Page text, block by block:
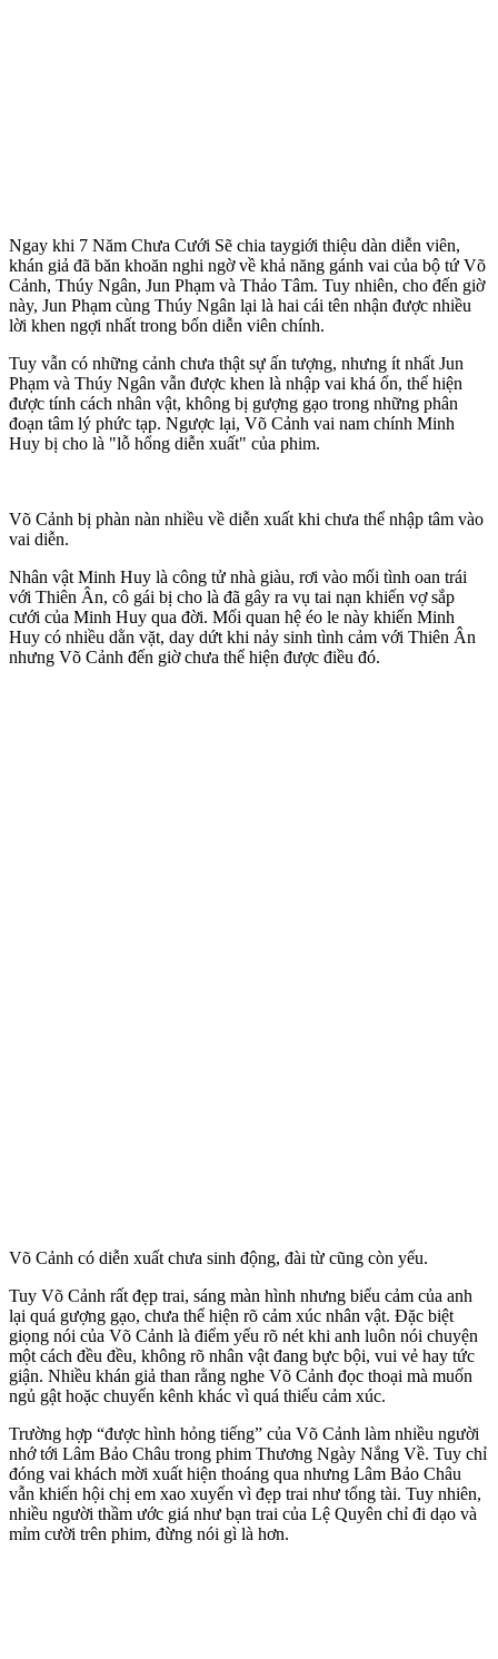
Ngay khi 7 Năm Chưa Cưới Sẽ chia taygiới thiệu dàn diễn viên,
khán giả đã băn khoăn nghi ngờ về khả năng gánh vai của bộ tứ Võ
Cảnh, Thúy Ngân, Jun Phạm và Thảo Tâm. Tuy nhiên, cho đến giờ
này, Jun Phạm cùng Thúy Ngân lại là hai cái tên nhận được nhiều
lời khen ngợi nhất trong bốn diễn viên chính.
Tuy vẫn có những cảnh chưa thật sự ấn tượng, nhưng ít nhất Jun
Phạm và Thúy Ngân vẫn được khen là nhập vai khá ổn, thể hiện
được tính cách nhân vật, không bị gượng gạo trong những phân
đoạn tâm lý phức tạp. Ngược lại, Võ Cảnh vai nam chính Minh
Huy bị cho là "lỗ hổng diễn xuất" của phim.
Võ Cảnh bị phàn nàn nhiều về diễn xuất khi chưa thể nhập tâm vào
vai diễn.
Nhân vật Minh Huy là công tử nhà giàu, rơi vào mối tình oan trái
với Thiên Ân, cô gái bị cho là đã gây ra vụ tai nạn khiến vợ sắp
cưới của Minh Huy qua đời. Mối quan hệ éo le này khiến Minh
Huy có nhiều dằn vặt, day dứt khi nảy sinh tình cảm với Thiên Ân
nhưng Võ Cảnh đến giờ chưa thể hiện được điều đó.
Võ Cảnh có diễn xuất chưa sinh động, đài từ cũng còn yếu.
Tuy Võ Cảnh rất đẹp trai, sáng màn hình nhưng biểu cảm của anh
lại quá gượng gạo, chưa thể hiện rõ cảm xúc nhân vật. Đặc biệt
giọng nói của Võ Cảnh là điểm yếu rõ nét khi anh luôn nói chuyện
một cách đều đều, không rõ nhân vật đang bực bội, vui vẻ hay tức
giận. Nhiều khán giả than rằng nghe Võ Cảnh đọc thoại mà muốn
ngủ gật hoặc chuyển kênh khác vì quá thiếu cảm xúc.
Trường hợp “được hình hỏng tiếng” của Võ Cảnh làm nhiều người
nhớ tới Lâm Bảo Châu trong phim Thương Ngày Nắng Về. Tuy chỉ
đóng vai khách mời xuất hiện thoáng qua nhưng Lâm Bảo Châu
vẫn khiến hội chị em xao xuyến vì đẹp trai như tổng tài. Tuy nhiên,
nhiều người thầm ước giá như bạn trai của Lệ Quyên chỉ đi dạo và
mỉm cười trên phim, đừng nói gì là hơn.